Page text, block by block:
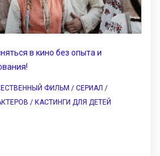
в кино без опыта и
ФИЛЬМ / СЕРИАЛ /
/ КАСТИНГИ ДЛЯ ДЕТЕЙ